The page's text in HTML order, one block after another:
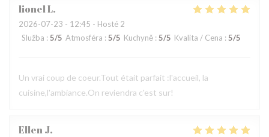
lionelL
2026-07-23 - 12:45 - Hosté 2
Služba : 5/5 Atmosféra : 5/5 Kuchyně : 5/5 Kvalita / Cena : 5/5
Un vrai coup de coeur.Tout était parfait :l'accueil, la
cuisine,l'ambiance.On reviendra c'est sur!
EllenJ